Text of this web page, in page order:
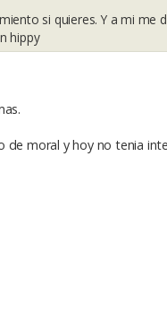
si quieres. Y a mi me
hippy
moral y hoy no tenia